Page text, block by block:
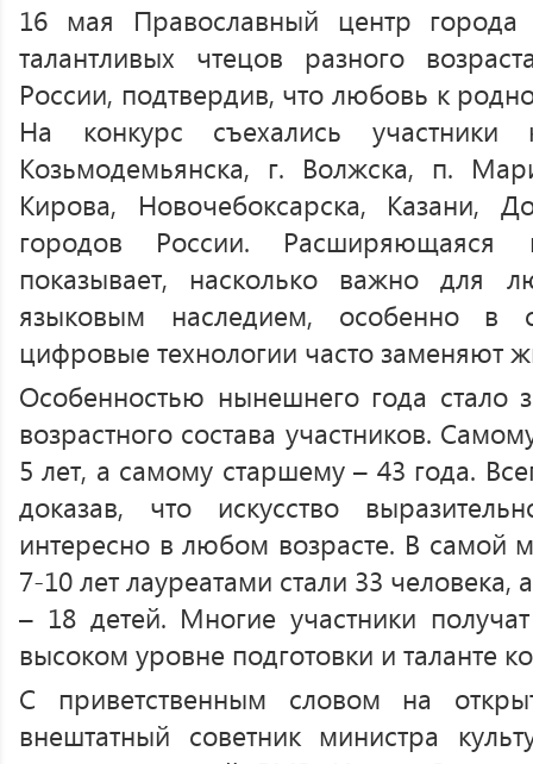
16 мая Православный центр
талантливых чтецов разного
России, подтвердив, что любовь к
На конкурс съехались
Козьмодемьянска, г. Волжска, п.
Кирова, Новочебоксарска, Казани,
городов России. Расширяющаяся
показывает, насколько важно для
языковым наследием, особенно в
цифровые технологии часто заменяют
Особенностью нынешнего года стало
возрастного состава участников.
5 лет, а самому старшему – 43 года.
доказав, что искусство
интересно в любом возрасте. В самой
7-10 лет лауреатами стали 33
– 18 детей. Многие участники
высоком уровне подготовки и таланте
С приветственным словом на
внештатный советник министра